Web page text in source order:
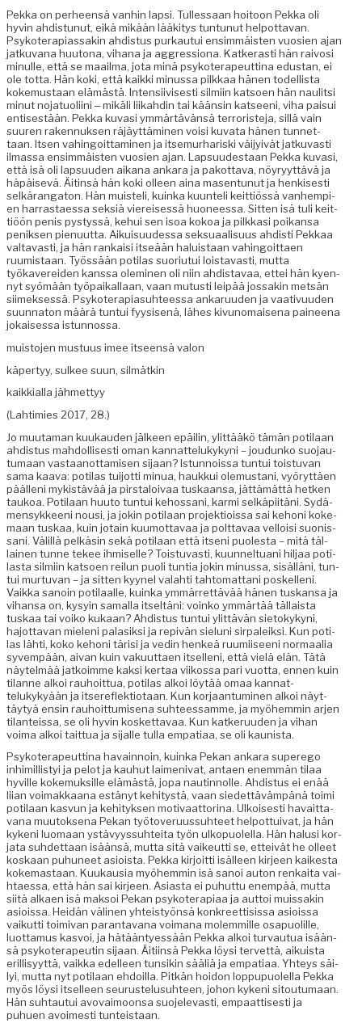
Pekka on per­heen­sä van­hin lap­si. Tul­lessaan hoitoon Pekka oli
hyvin ahdis­tunut, eikä mikään lääk­i­tys tun­tunut helpot­ta­van.
Psykoter­api­as­sakin ahdis­tus purkau­tui ensim­mäis­ten vuosien ajan
jatku­vana huu­tona, vihana ja aggres­siona. Katk­erasti hän raivosi
min­ulle, että se maail­ma, jota minä psykoter­apeut­ti­na edus­tan, ei
ole tot­ta. Hän koki, että kaik­ki minus­sa pilkkaa hänen todel­lista
koke­mus­taan elämästä. Inten­si­ivis­es­ti silmi­in kat­soen hän naulit­si
min­ut nojatuoli­i­ni ‒ mikäli liikahdin tai käänsin kat­seeni, viha paisui
entis­es­tään. Pekka kuvasi ymmärtävän­sä ter­ror­is­te­ja, sil­lä vain
suuren raken­nuk­sen räjäyt­tämi­nen voisi kuva­ta hänen tun­net­
taan. Itsen vahin­goit­ta­mi­nen ja itse­murharis­ki väi­jyivät jatku­vasti
ilmas­sa ensim­mäis­ten vuosien ajan. Lap­su­ud­estaan Pekka kuvasi,
että isä oli lap­su­u­den aikana ankara ja pakot­ta­va, nöyryyt­tävä ja
häpäi­sevä. Äitin­sä hän koki olleen aina masen­tunut ja henkises­ti
selkäran­ga­ton. Hän muis­teli, kuin­ka kuun­teli keit­tiössä van­hempi­
en har­ras­taes­sa sek­siä viereisessä huoneessa. Sit­ten isä tuli keit­
tiöön penis pystyssä, kehui sen isoa kokoa ja pilkkasi poikansa
peniksen pienu­ut­ta. Aikuisu­udessa sek­suaal­isu­us ahdisti Pekkaa
val­tavasti, ja hän rankaisi itseään haluis­taan vahin­goit­taen
ruumis­taan. Työssään poti­las suo­ri­u­tui lois­tavasti, mut­ta
työkaverei­den kanssa olem­i­nen oli niin ahdis­tavaa, ettei hän kyen­
nyt syömään työ­paikallaan, vaan mutusti leipää jos­sakin met­sän
siimek­sessä. Psykoter­api­a­suh­teessa ankaru­u­den ja vaa­tivu­u­den
suun­na­ton määrä tun­tui fyy­sisenä, läh­es kivuno­maise­na paineena
jokaises­sa istunnossa.
muis­to­jen mus­tu­us imee itseen­sä valon
käper­tyy, sul­kee suun, silmätkin
kaikkial­la jähmettyy
(Lah­timies 2017, 28.)
Jo muu­ta­man kuukau­den jäl­keen epäilin, ylit­tääkö tämän poti­laan
ahdis­tus mah­dol­lis­es­ti oman kan­nat­telukykyni – joudunko suo­jau­
tu­maan vas­taan­ot­tamisen sijaan? Istun­nois­sa tun­tui tois­tu­van
sama kaa­va: poti­las tui­jot­ti min­ua, haukkui ole­mus­tani, vyöryt­täen
pääl­leni myk­istävää ja pirstaloivaa tuskaansa, jät­tämät­tä het­ken
taukoa. Poti­laan huu­to tun­tui kehos­sani, kar­mi selkäpi­itäni. Sydä­
men­syk­keeni nousi, ja jokin poti­laan pro­jek­tiois­sa sai kehoni koke­
maan tuskaa, kuin jotain kuumot­tavaa ja polt­tavaa vel­loisi suonis­
sani. Välil­lä pelkäsin sekä poti­laan että itseni puoles­ta – mitä täl­
lainen tunne tekee ihmiselle? Tois­tu­vasti, kuun­nel­tuani hil­jaa poti­
las­ta silmi­in kat­soen reilun puoli tun­tia jokin minus­sa, sisäl­läni, tun­
tui mur­tu­van – ja sit­ten kyynel valahti tah­tomat­tani poskel­leni.
Vaik­ka sanoin poti­laalle, kuin­ka ymmär­ret­tävää hänen tuskansa ja
vihansa on, kysyin samal­la itseltäni: voinko ymmärtää täl­laista
tuskaa tai voiko kukaan? Ahdis­tus tun­tui ylit­tävän sietokykyni,
hajot­ta­van mie­leni palasik­si ja repivän sielu­ni sir­paleik­si. Kun poti­
las lähti, koko kehoni tärisi ja vedin henkeä ruumi­iseeni nor­maalia
syvem­pään, aivan kuin vaku­ut­taen itsel­leni, että vielä elän. Tätä
näytelmää jatkoimme kak­si ker­taa viikos­sa pari vuot­ta, ennen kuin
tilanne alkoi rauhoit­tua, poti­las alkoi löytää omaa kan­nat­
telukykyään ja itsere­flek­tio­taan. Kun kor­jaan­tu­mi­nen alkoi näyt­
täy­tyä ensin rauhoit­tumise­na suh­teessamme, ja myöhem­min arjen
tilanteis­sa, se oli hyvin kos­ket­tavaa. Kun katkeru­u­den ja vihan
voima alkoi tait­tua ja sijalle tul­la empa­ti­aa, se oli kaunista.
Psykoter­apeut­ti­na havain­noin, kuin­ka Pekan ankara super­ego
inhimil­listyi ja pelot ja kauhut laimeni­vat, antaen enem­män tilaa
hyville koke­muk­sille elämästä, jopa nautin­nolle. Ahdis­tus ei enää
liian voimakkaana estänyt kehi­tys­tä, vaan siedet­täväm­pänä toi­mi
poti­laan kasvun ja kehi­tyk­sen moti­vaat­to­ri­na. Ulkois­es­ti havait­ta­
vana muu­tok­se­na Pekan työ­toveru­us­suh­teet helpot­tui­v­at, ja hän
kykeni luo­maan ystävyys­suhtei­ta työn ulkop­uolel­la. Hän halusi kor­
ja­ta suhdet­taan isään­sä, mut­ta sitä vaikeut­ti se, etteivät he olleet
koskaan puhuneet asioista. Pekka kir­joit­ti isälleen kir­jeen kaikesta
koke­mas­taan. Kuukau­sia myöhem­min isä sanoi auton renkai­ta vai­
h­taes­sa, että hän sai kir­jeen. Asi­as­ta ei puhut­tu enem­pää, mut­ta
siitä alka­en isä mak­soi Pekan psykoter­api­aa ja aut­toi muis­sakin
asiois­sa. Hei­dän väli­nen yhteistyön­sä konkreet­ti­sis­sa asiois­sa
vaikut­ti toimi­van paran­ta­vana voimana molem­mille osa­puo­lille,
luot­ta­mus kasvoi, ja hätään­tyessään Pekka alkoi tur­vau­tua isään­
sä psykoter­apeutin sijaan. Äiti­in­sä Pekka löysi ter­vet­tä, aikuista
eril­lisyyt­tä, vaik­ka edelleen tun­sikin sääliä ja empa­ti­aa. Yhteys säi­
lyi, mut­ta nyt poti­laan ehdoil­la. Pitkän hoidon lop­pupuolel­la Pekka
myös löysi itselleen seu­rustelusuh­teen, johon kykeni sitou­tu­maan.
Hän suh­tau­tui avo­vaimoon­sa suo­jel­ev­asti, empaat­tis­es­ti ja
puhuen avoimesti tunteistaan.